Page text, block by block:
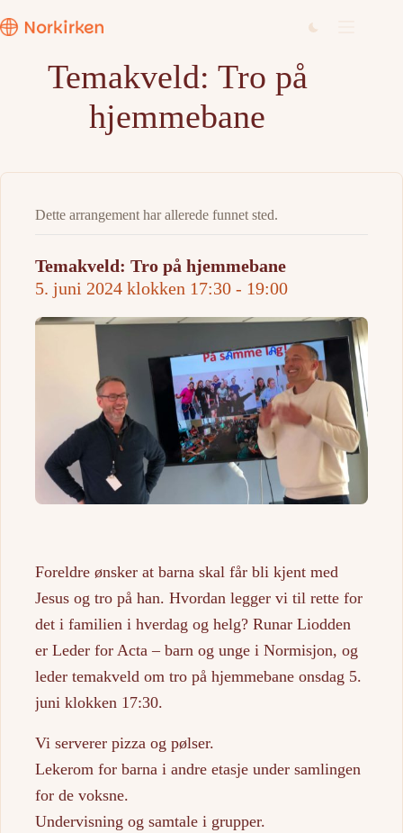
til
innholdet
Temakveld: Tro på
hjemmebane
Dette arrangement har allerede funnet sted.
Temakveld: Tro på hjemmebane
5. juni 2024 klokken 17:30 - 19:00
Foreldre ønsker at barna skal får bli kjent med
Jesus og tro på han. Hvordan legger vi til rette for
det i familien i hverdag og helg? Runar Liodden
er Leder for Acta – barn og unge i Normisjon, og
leder temakveld om tro på hjemmebane onsdag 5.
juni klokken 17:30.
Vi serverer pizza og pølser.
Lekerom for barna i andre etasje under samlingen
for de voksne.
Undervisning og samtale i grupper.